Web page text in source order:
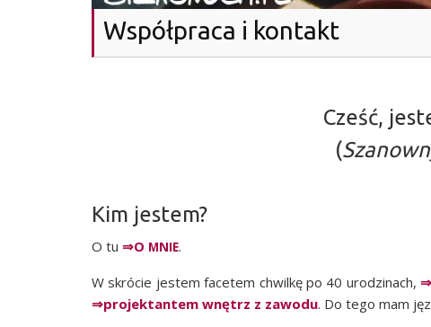
Współpraca i kontakt
Cześć,
(
Kim jestem?
O tu ⇒O MNIE.
W skró­cie jestem face­tem chwil­kę po 40 uro­dzi­nach,
⇒pro­jek­tan­tem wnętrz z zawo­du. Do tego mam